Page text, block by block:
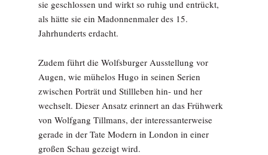
sie geschlossen und wirkt so ruhig und entrückt,
als hätte sie ein Madonnenmaler des 15.
Jahrhunderts erdacht.
Zudem führt die Wolfsburger Ausstellung vor
Augen, wie mühelos Hugo in seinen Serien
zwischen Porträt und Stillleben hin- und her
wechselt. Dieser Ansatz erinnert an das Frühwerk
von Wolfgang Tillmans, der interessanterweise
gerade in der Tate Modern in London in einer
großen Schau gezeigt wird.